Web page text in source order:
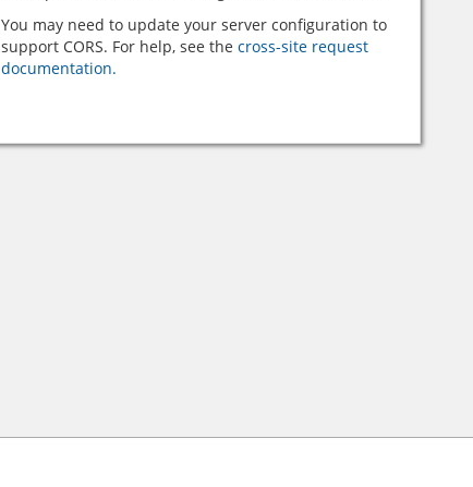
You may need to update your server configuration to
support CORS. For help, see the cross-site request
documentation.